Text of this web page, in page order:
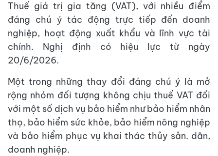
Thuế giá trị gia tăng (VAT), với nhiều điểm
đáng chú ý tác động trực tiếp đến doanh
nghiệp, hoạt động xuất khẩu và lĩnh vực tài
chính. Nghị định có hiệu lực từ ngày
20/6/2026.
Một trong những thay đổi đáng chú ý là mở
rộng nhóm đối tượng không chịu thuế VAT đối
với một số dịch vụ bảo hiểm như bảo hiểm nhân
thọ, bảo hiểm sức khỏe, bảo hiểm nông nghiệp
và bảo hiểm phục vụ khai thác thủy sản. dân,
doanh nghiệp.